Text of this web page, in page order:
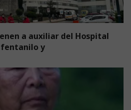
a auxiliar del Hospital
y